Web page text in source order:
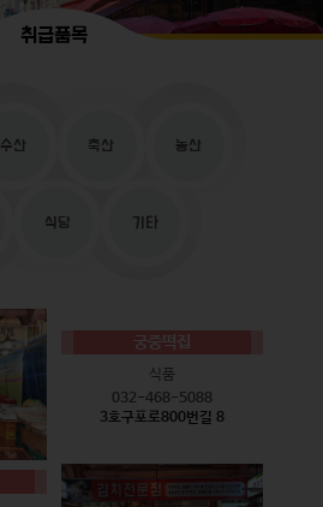
취급품목
수산 축산 농산
식당 기타
궁중떡집
식품
032-468-5088
3호구포로800번길 8